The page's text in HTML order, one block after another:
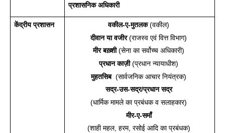
प्रशासनिक अधिकारी
केंद्रीय प्रशासन वकील-ए-मुतलक (वकील)
दीवान या वजीर (राजस्व एवं वित्त विभाग)
मीर बख़्शी (सेना का सर्वोच्च अधिकारी)
प्रधान काज़ी (प्रधान न्यायाधीश)
मुहतसिब (सार्वजनिक आचार नियंत्रक)
सद्र-उस-सद्र/प्रधान सद्र
(धार्मिक मामले का प्रबंधक व सलाहकार)
मीर-ए-समाँ
(शाही महल, हरम, रसोई आदि का प्रबंधक)